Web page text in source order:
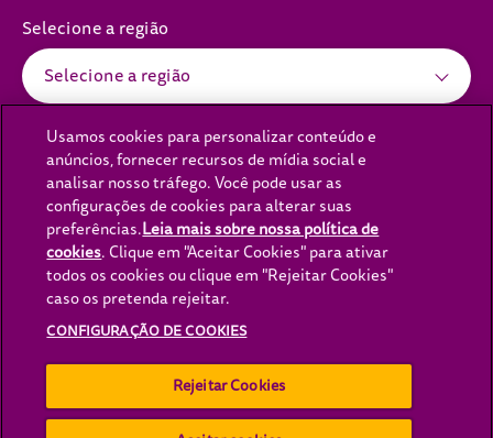
Política de Privacidade(opens in new window)
Política de cookies(opens in new window)
Aviso Legal(opens in new window)Acessibilidade(opens in new window)
Fale Conosco Lei da Escravidão Moderna
Lei Transparência Cadeia(opens in new window)
Opções de Anúncio(opens in new
Carreiras (opens in new window) Configuração de cookies
Selecione a região
Selecione a região
Copyright© Mars 2026 WHISKAS® - Todos os direitos reservados.
WHISKAS® é uma marca registrada de Mars, Incoporated e suas
Usamos cookies para personalizar conteúdo e
anúncios, fornecer recursos de mídia social e
analisar nosso tráfego. Você pode usar as
configurações de cookies para alterar suas
preferências.Leia mais sobre nossa política de
cookies(opens in a new tab)
. Clique em "Aceitar Cookies" para ativar
todos os cookies ou clique em "Rejeitar Cookies"
caso os pretenda rejeitar.
CONFIGURAÇÃO DE COOKIES
Rejeitar Cookies